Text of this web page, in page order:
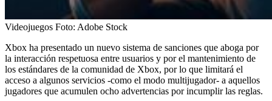
Videojuegos Foto: Adobe Stock
Xbox ha presentado un nuevo sistema de sanciones que aboga por
la interacción respetuosa entre usuarios y por el mantenimiento de
los estándares de la comunidad de Xbox, por lo que limitará el
acceso a algunos servicios -como el modo multijugador- a aquellos
jugadores que acumulen ocho advertencias por incumplir las reglas.